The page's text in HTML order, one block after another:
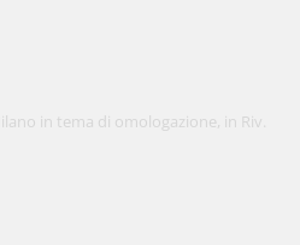
in tema di omologazione, in Riv.